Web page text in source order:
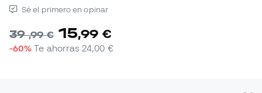
Sé el primero en opinar
39,99 € 15,99 €
-60% Te ahorras 24,00 €